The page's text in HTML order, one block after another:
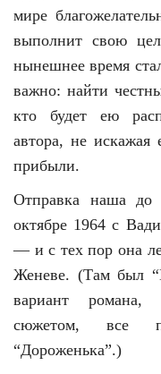
мире
выполнит свою
нынешнее время
важно: найти
кто будет ею
автора, не
прибыли.
Отправка наша
октябре 1964 с
— и с тех пор она
Женеве. (Там был
вариант романа,
сюжетом, все
“Дороженька”.)